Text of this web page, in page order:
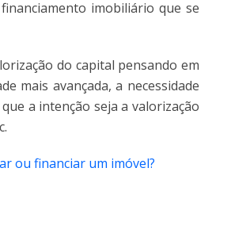
imobiliário que se
do capital pensando em
mais avançada, a necessidade
a intenção seja a valorização
ou financiar um imóvel?